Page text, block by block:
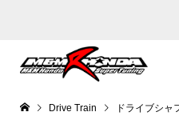
Drive Train ドライブシャ